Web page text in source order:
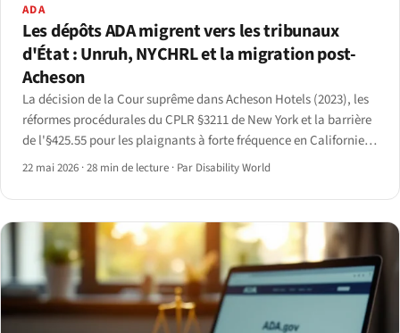
ADA
Les dépôts ADA migrent vers les tribunaux
d'État : Unruh, NYCHRL et la migration post-
Acheson
La décision de la Cour suprême dans Acheson Hotels (2023), les
réformes procédurales du CPLR §3211 de New York et la barrière
de l'§425.55 pour les plaignants à forte fréquence en Californie
ont déplacé de manière mesurable les dépôts ADA des
22 mai 2026 ·28 min de lecture · Par Disability World